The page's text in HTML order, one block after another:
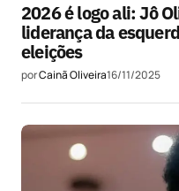
2026 é logo ali: Jô
liderança da
eleições
porCainã Oliveira16/11/2025